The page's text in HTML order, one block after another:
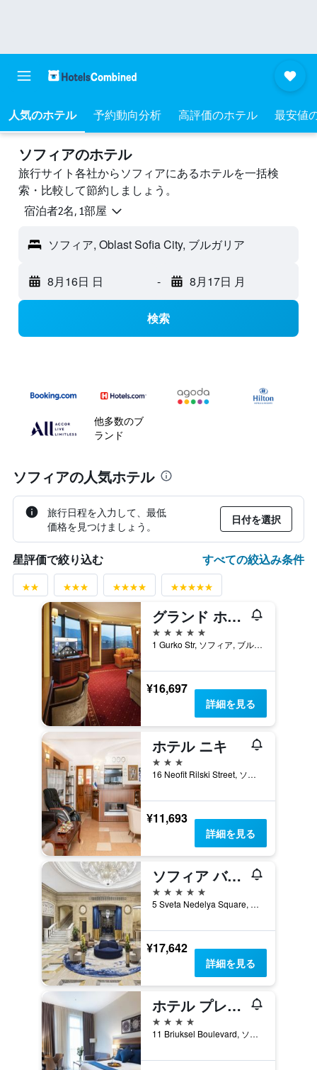
人気のホテル 予約動向分析 高評価のホテル 最安値
ソフィアのホテル
旅行サイト各社からソフィアにあるホテルを一括検
索・比較して節約しましょう。
宿泊者2名, 1​部屋
ソフィア, Oblast Sofia City, ブルガリア
8月16日 日 - 8月17日 月
検索
他多数のブ
ランド
ソフィアの人気ホテル
旅行日程を入力して、最低
価格を見つけましょう。
日付を選択
星評価で絞り込む すべての絞込み条件
グランド ホテル ソフィア
5つ星
1 Gurko Str, ソフィア, ブルガリア
¥16,697
詳細を見る
ホテル ニキ
3つ星
16 Neofit Rilski Street, ソフィア, ブルガリア
¥11,693
詳細を見る
ソフィア バルカン 宮殿ホテル
5つ星
5 Sveta Nedelya Square, ソフィア, ブルガリア
¥17,642
詳細を見る
ホテル プレミア ソフィア エアポート
4つ星
11 Briuksel Boulevard, ソフィア, ブルガリア